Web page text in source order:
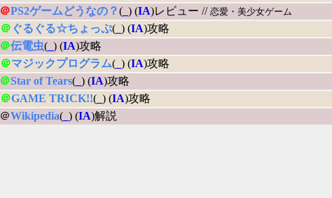
＠PS2ゲームどうなの？(_ ) (IA)レビュー // 恋愛・美少女ゲーム
＠ ぐるぐる☆ちょっぷ(_ ) (IA)攻略
＠伝電虫(_ ) (IA)攻略
＠マジックプログラム(_ ) (IA)攻略
＠Star of Tears(_ ) (IA)攻略
＠GAME TRICK!!(_ ) (IA)攻略
＠Wikipedia(_ ) (IA)解説